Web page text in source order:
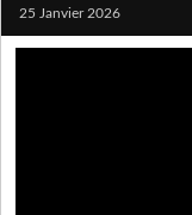
25 Janvier 2026